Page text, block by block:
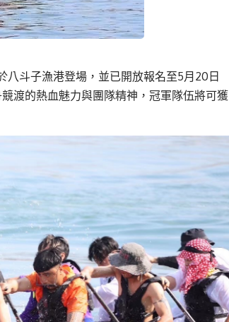
八斗子漁港登場，並已開放報名至5月20日
渡的熱血魅力與團隊精神，冠軍隊伍將可獲